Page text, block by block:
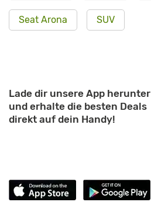
Seat Arona SUV
Lade dir unsere App herunter
und erhalte die besten Deals
direkt auf dein Handy!